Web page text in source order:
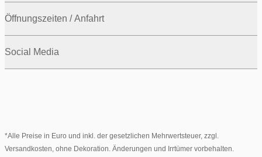
Öffnungszeiten / Anfahrt
Social Media
*Alle Preise in Euro und inkl. der gesetzlichen Mehrwertsteuer, zzgl.
Versandkosten, ohne Dekoration. Änderungen und Irrtümer vorbehalten.